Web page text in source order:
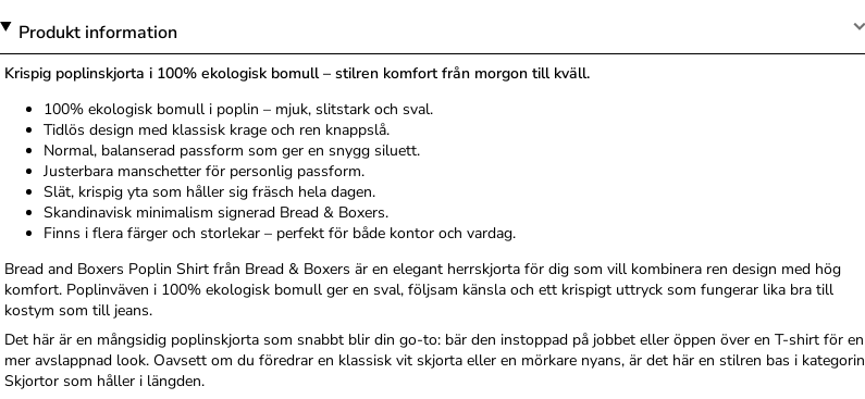
Produkt information
Krispig poplinskjorta i 100% ekologisk bomull – stilren komfort från morgon till kväll.
100% ekologisk bomull i poplin – mjuk, slitstark och sval.
Tidlös design med klassisk krage och ren knappslå.
Normal, balanserad passform som ger en snygg siluett.
Justerbara manschetter för personlig passform.
Slät, krispig yta som håller sig fräsch hela dagen.
Skandinavisk minimalism signerad Bread & Boxers.
Finns i flera färger och storlekar – perfekt för både kontor och vardag.
Bread and Boxers Poplin Shirt från Bread & Boxers är en elegant herrskjorta för dig som vill kombinera ren design med hög
komfort. Poplinväven i 100% ekologisk bomull ger en sval, följsam känsla och ett krispigt uttryck som fungerar lika bra till
kostym som till jeans.
Det här är en mångsidig poplinskjorta som snabbt blir din go-to: bär den instoppad på jobbet eller öppen över en T-shirt för en
mer avslappnad look. Oavsett om du föredrar en klassisk vit skjorta eller en mörkare nyans, är det här en stilren bas i kategorin
Skjortor som håller i längden.